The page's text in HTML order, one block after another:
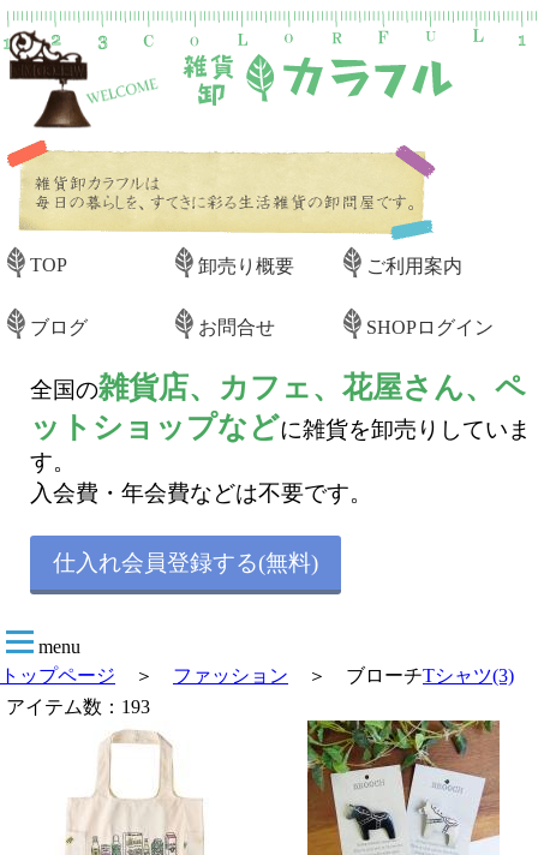
TOP 卸売り概要 ご利用案内
ブログ お問合せ SHOPログイン
全国の雑貨店、カフェ、花屋さん、ペ
ットショップなどに雑貨を卸売りしていま
す。
入会費・年会費などは不要です。
仕入れ会員登録する(無料)
menu
トップページ ＞ ファッション ＞ ブローチ
アイテム数：193
Tシャツ(3)